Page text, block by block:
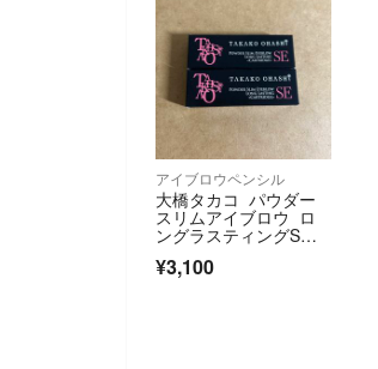
アイブロウペンシル
大橋タカコ パウダー
スリムアイブロウ ロ
ングラスティングS
ン カートリッジ×2本
¥3,100